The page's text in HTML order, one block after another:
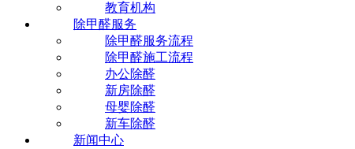
教育机构
除甲醛服务
除甲醛服务流程
除甲醛施工流程
办公除醛
新房除醛
母婴除醛
新车除醛
新闻中心